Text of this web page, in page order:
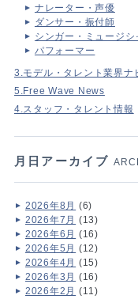
ナレーター・声優
ダンサー・振付師
シンガー・ミュージシ
パフォーマー
3.モデル・タレント業界ナ
5.Free Wave News
4.スタッフ・タレント情報
月日アーカイブ
2026年8月 (6)
2026年7月 (13)
2026年6月 (16)
2026年5月 (12)
2026年4月 (15)
2026年3月 (16)
2026年2月 (11)